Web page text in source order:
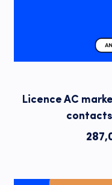
Licence AC